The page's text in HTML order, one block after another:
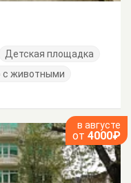
Детская площадка
животными
в августе
от 4000₽